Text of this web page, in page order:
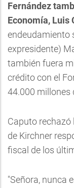
Fernández
Economía, Luis
endeudamiento
expresidente)
también fuera
crédito con el
44.000 millones
Caputo rechazó
de Kirchner
fiscal de los
"Señora, nunca